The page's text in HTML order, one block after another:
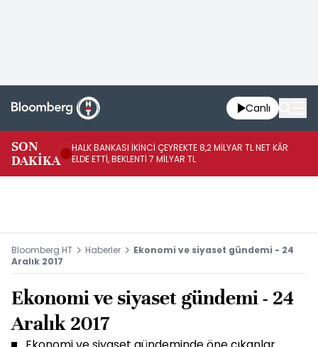
Canlı
SON
DAKİKA
HALK BANKASI İKİNCİ ÇEYREKTE 8,2 MİLYAR TL NET KÂR
ELDE ETTİ, BEKLENTİ 7 MİLYAR TL
Bloomberg HT Haberler
Ekonomi ve siyaset gündemi - 24
Aralık 2017
Ekonomi ve siyaset gündemi - 24
Aralık 2017